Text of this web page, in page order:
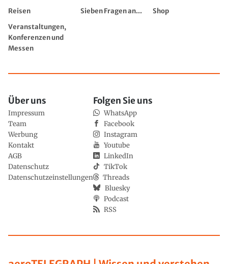
Reisen
Sieben Fragen an...
Shop
Veranstaltungen,
Konferenzen und
Messen
Über uns
Impressum
Team
Werbung
Kontakt
AGB
Datenschutz
Datenschutzeinstellungen
Folgen Sie uns
WhatsApp
Facebook
Instagram
Youtube
LinkedIn
TikTok
Threads
Bluesky
Podcast
RSS